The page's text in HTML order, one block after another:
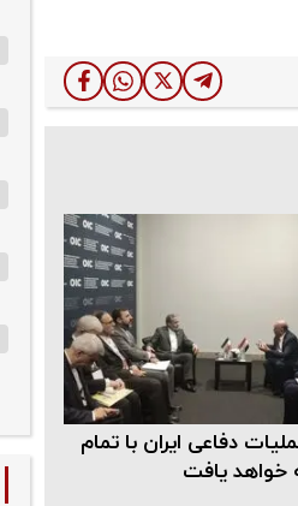
دفاعی ایران با تمام
خواهد یافت